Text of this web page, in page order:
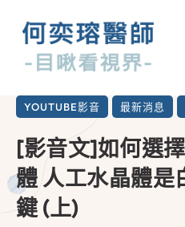
YOUTUBE影音 最新消息
[影音文]如何選
體 人工水晶體是
鍵 (上)